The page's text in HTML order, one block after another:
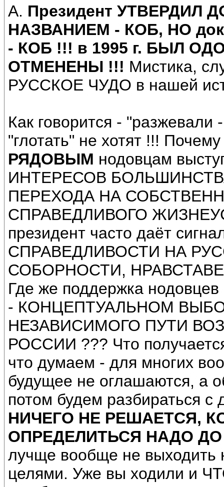
А. Президент
НАЗВАНИЕМ - КОБ, НО
- КОБ !!! в 1995 г. БЫЛ
ОТМЕНЕНЫ !!! Мистика,
РУССКОЕ ЧУДО в нашей
Как говорится -
"глотать" не хотят !!!
РЯДОВЫМ нодовцам
ИНТЕРЕСОВ
ПЕРЕХОДА НА
СПРАВЕДЛИВОГО
президент часто даёт
СПРАВЕДЛИВОСТИ НА
СОБОРНОСТИ,
Где же поддержка
- КОНЦЕПТУАЛЬНОМ
НЕЗАВИСИМОГО ПУТИ
РОССИИ ??? Что
что думаем - для многих
будущее не оглашаются, а
потом будем разбираться
НИЧЕГО НЕ РЕШАЕТСЯ,
ОПРЕДЕЛИТЬСЯ НАДО
лучще вообще не выходить
целями. Уже вы ходили и